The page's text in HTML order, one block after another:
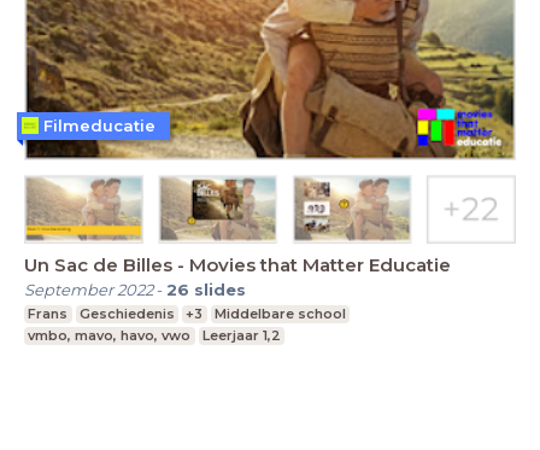
Un Sac de Billes - Movies that Matter Educatie
September 2022- 26 slides
Frans Geschiedenis +3
Middelbare school
vmbo, mavo, havo, vwo
Leerjaar 1,2
Filmeducatie